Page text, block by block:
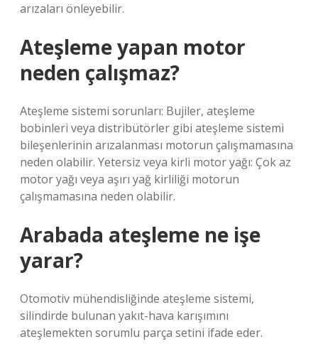
arızaları önleyebilir.
Ateşleme yapan motor
neden çalışmaz?
Ateşleme sistemi sorunları: Bujiler, ateşleme
bobinleri veya distribütörler gibi ateşleme sistemi
bileşenlerinin arızalanması motorun çalışmamasına
neden olabilir. Yetersiz veya kirli motor yağı: Çok az
motor yağı veya aşırı yağ kirliliği motorun
çalışmamasına neden olabilir.
Arabada ateşleme ne işe
yarar?
Otomotiv mühendisliğinde ateşleme sistemi,
silindirde bulunan yakıt-hava karışımını
ateşlemekten sorumlu parça setini ifade eder.